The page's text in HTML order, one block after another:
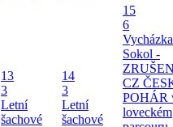
13
3
Letní
šachové
14
3
Letní
šachové
15
6
Sokol -
CZ
POHÁR
loveckém